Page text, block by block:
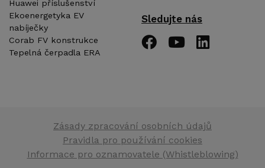
Huawei příslušenství
Ekoenergetyka EV
nabíječky
Corab FV konstrukce
Tepelná čerpadla ERA
Sledujte nás
Zásady zpracování osobních údajů
Pravidla pro používání cookies
Informace pro oznamovatele (Whistleblowing)